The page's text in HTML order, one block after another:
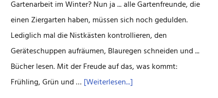
Gartenarbeit im Winter? Nun ja ... alle Gartenfreunde, die
einen Ziergarten haben, müssen sich noch gedulden.
Lediglich mal die Nistkästen kontrollieren, den
Geräteschuppen aufräumen, Blauregen schneiden und ...
Bücher lesen. Mit der Freude auf das, was kommt:
Frühling, Grün und … [Weiterlesen...]